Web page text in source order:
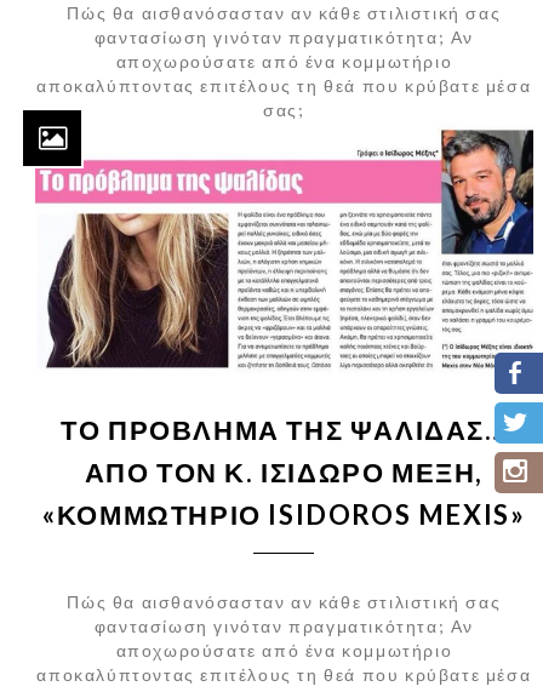
Πώς θα αισθανόσασταν αν κάθε στιλιστική σας
φαντασίωση γινόταν πραγματικότητα; Αν
αποχωρούσατε από ένα κομμωτήριο
αποκαλύπτοντας επιτέλους τη θεά που κρύβατε μέσα
σας;
ΤΟ ΠΡΌΒΛΗΜΑ ΤΗΣ ΨΑΛΊΔΑΣ…
ΑΠΌ ΤΟΝ Κ. ΙΣΊΔΩΡΟ ΜΈΞΗ,
«ΚΟΜΜΩΤΗΡΙΟ ISIDOROS MEXIS»
Πώς θα αισθανόσασταν αν κάθε στιλιστική σας
φαντασίωση γινόταν πραγματικότητα; Αν
αποχωρούσατε από ένα κομμωτήριο
αποκαλύπτοντας επιτέλους τη θεά που κρύβατε μέσα